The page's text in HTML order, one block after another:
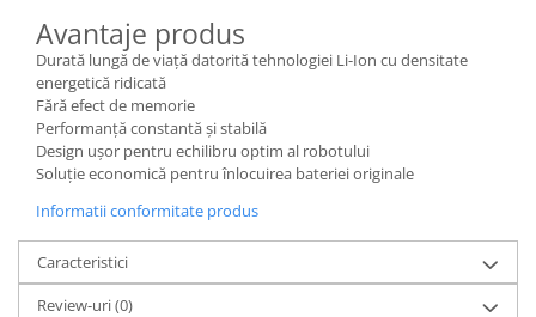
Avantaje produs
Durată lungă de viață datorită tehnologiei Li-Ion cu densitate
energetică ridicată
Fără efect de memorie
Performanță constantă și stabilă
Design ușor pentru echilibru optim al robotului
Soluție economică pentru înlocuirea bateriei originale
Informatii conformitate produs
Caracteristici
Review-uri(0)